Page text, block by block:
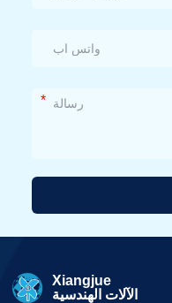
*
Xiangjue
الآلات الهندسية